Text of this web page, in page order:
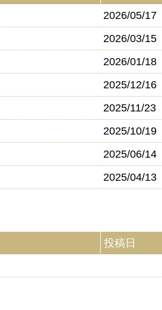
2026/05/17
2026/03/15
2026/01/18
2025/12/16
2025/11/23
2025/10/19
2025/06/14
2025/04/13
投稿日